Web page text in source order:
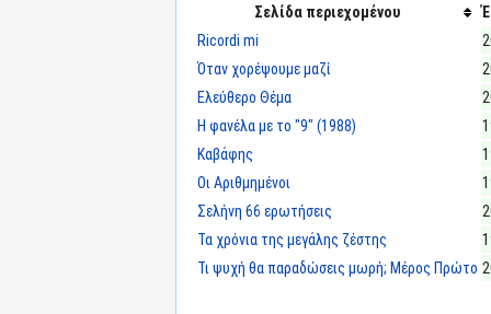
Σελίδα περιεχομένου
Ricordi mi
Όταν χορέψουμε μαζί
Ελεύθερο Θέμα
Η φανέλα με το "9" (1988)
Καβάφης
Οι Αριθμημένοι
Σελήνη 66 ερωτήσεις
Τα χρόνια της μεγάλης ζέστης
Τι ψυχή θα παραδώσεις μωρή; Μέρος Πρώτο